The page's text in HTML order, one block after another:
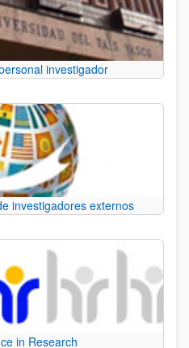
investigador
investigadores externos
in Research